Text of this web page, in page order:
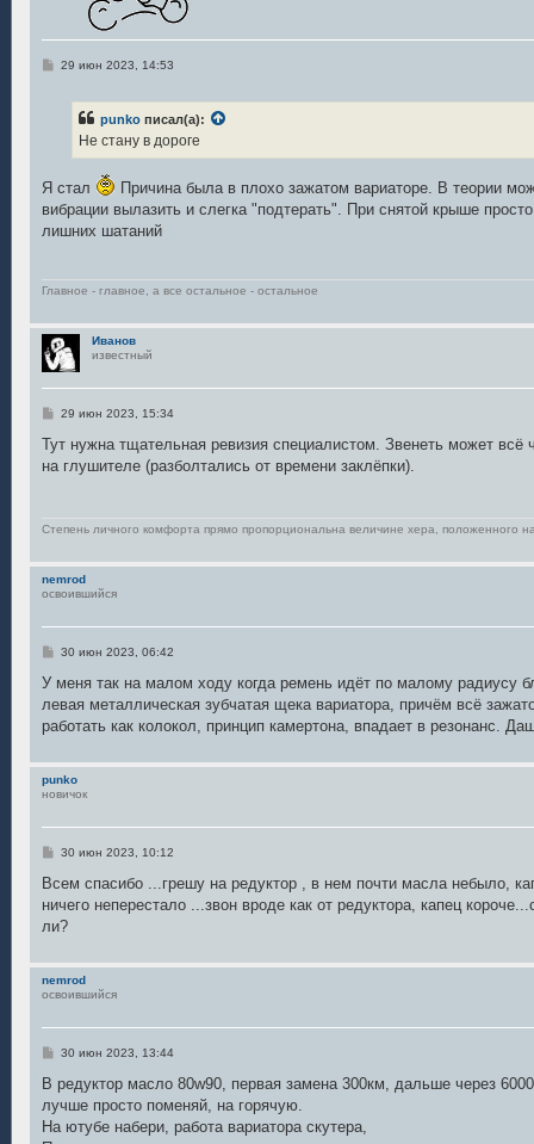
С29 июн 2023, 14:53
punko писал(а):
Не стану в дороге
Я стал
Причина была в плохо зажатом вариаторе. В теории
вибрации вылазить и слегка "подтерать". При снятой крыше
лишних шатаний
Главное - главное, а все остальное - остальное
Иванов
известный
С
о
щ
е
29 июн 2023, 15:34
Тут нужна тщательная ревизия специалистом. Звенеть может всё
на глушителе (разболтались от времени заклёпки).
Степень личного комфорта прямо пропорциональна величине хера, положенного
nemrod
освоившийся
С
о
щ
е
е
30 июн 2023, 06:42
У меня так на малом ходу когда ремень идёт по малому радиусу
левая металлическая зубчатая щека вариатора, причём всё
работать как колокол, принцип камертона, впадает в резонанс.
punko
новичок
С
о
щ
е
е
30 июн 2023, 10:12
Всем спасибо ...грешу на редуктор , в нем почти масла небыло,
ничего неперестало ...звон вроде как от редуктора, капец
ли?
nemrod
освоившийся
С
о
б
щ
е
30 июн 2023, 13:44
В редуктор масло 80w90, первая замена 300км, дальше через
лучше просто поменяй, на горячую.
На ютубе набери, работа вариатора скутера,